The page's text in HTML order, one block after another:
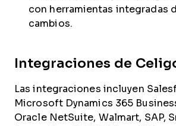
con herramientas integradas
cambios.
Integraciones de
Las integraciones incluyen
Microsoft Dynamics 365
Oracle NetSuite, Walmart, SAP,